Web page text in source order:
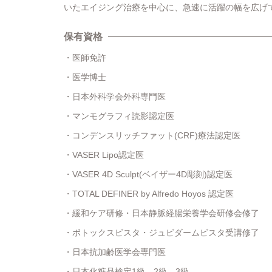
いたエイジング治療を中心に、急速に活躍の幅を広げ
保有資格
医師免許
医学博士
日本外科学会外科専門医
マンモグラフィ読影認定医
コンデンスリッチファット(CRF)療法認定医
VASER Lipo認定医
VASER 4D Sculpt(ベイザー4D彫刻)認定医
TOTAL DEFINER by Alfredo Hoyos 認定医
緩和ケア研修・日本静脈経腸栄養学会研修会修了
ボトックスビスタ・ジュビダームビスタ受講修了
日本抗加齢医学会専門医